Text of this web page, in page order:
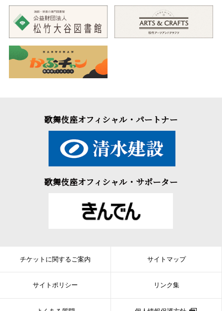
歌舞伎座オフィシャル・パートナー
歌舞伎座オフィシャル・サポーター
チケットに関するご案内 サイトマップ
サイトポリシー リンク集